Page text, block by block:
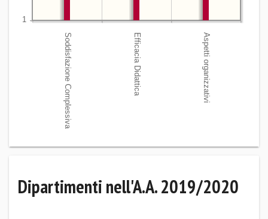
Dipartimenti nell'A.A. 2019/2020